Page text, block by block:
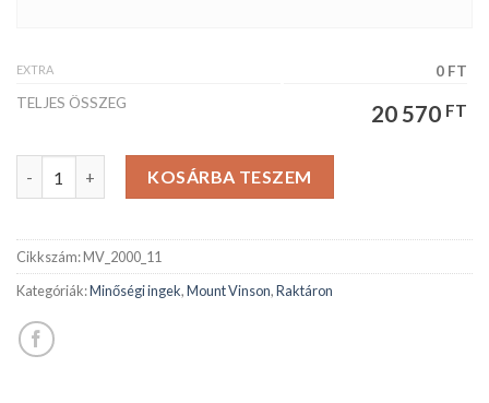
EXTRA
0 FT
TELJES ÖSSZEG
20 570 FT
Mount Vinson férfiing mennyiség
KOSÁRBA TESZEM
Cikkszám:MV_2000_11
Kategóriák:Minőségi ingek,Mount Vinson,Raktáron